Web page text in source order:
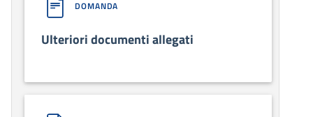
DOMANDA
Ulteriori documenti allegati